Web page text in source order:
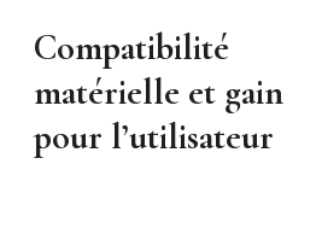
Compatibilité
matérielle et gain
pour l’utilisateur